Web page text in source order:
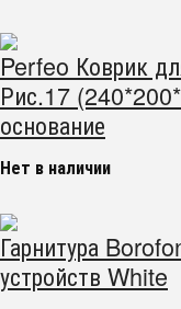
Perfeo Коврик
Рис.17
основание
Нет в наличии
Гарнитура
устройств White